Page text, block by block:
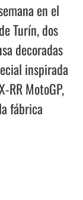
en el
Turín, dos
decoradas
inspirada
RR MotoGP,
fábrica